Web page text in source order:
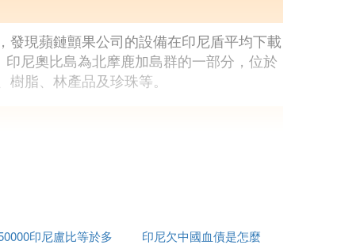
現蘋鏈顫果公司的設備在印尼盾平均下載
尼奧比島為北摩鹿加島群的一部分，位於
脂、林產品及珍珠等。
印尼盧比等於多
印尼欠中國血債是怎麼